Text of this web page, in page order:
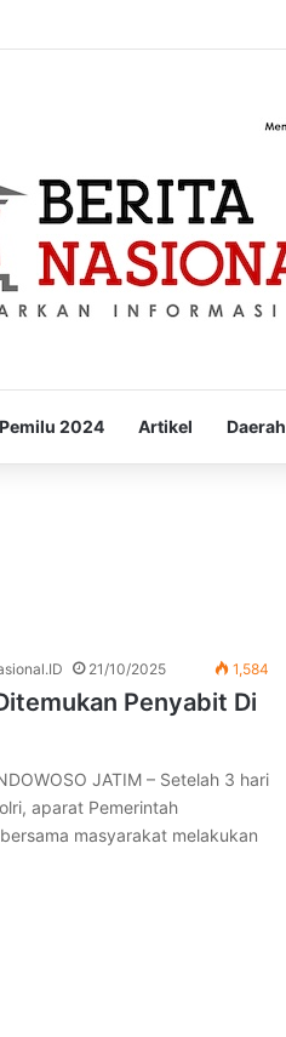
Kantong Darah untuk Masyarakat
Pemilu 2024 Artikel Daerah
21/10/2025 1,584
Penyabit Di
JATIM – Setelah 3 hari
aparat Pemerintah
masyarakat melakukan